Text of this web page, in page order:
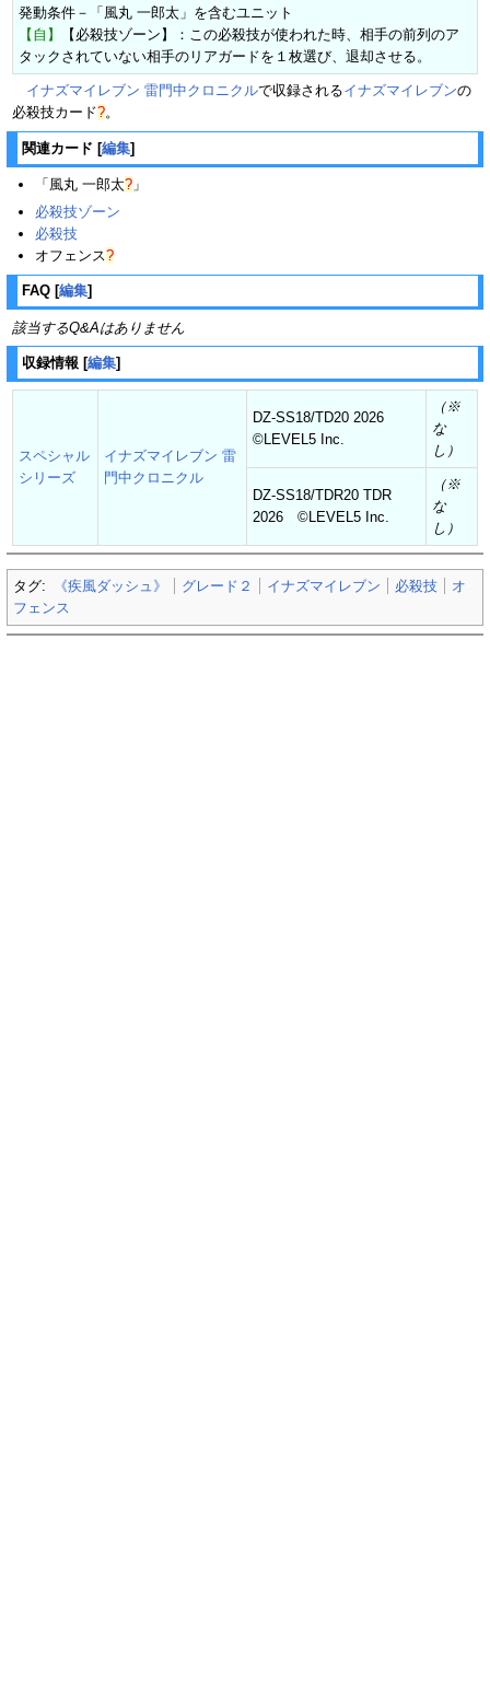
発動条件－「風丸 一郎太」を含むユニット
【自】
【必殺技ゾーン】：この必殺技が使われた時、相手の前列のア
タックされていない相手のリアガードを１枚選び、退却させる。
イナズマイレブン 雷門中クロニクルで収録されるイナズマイレブンの
必殺技カード?。
関連カード [編集]
「 風丸 一郎太? 」
必殺技ゾーン
必殺技
オフェンス?
FAQ [編集]
該当するQ&Aはありません
収録情報 [編集]
スペシャル
シリーズ
イナズマイレブン 雷
門中クロニクル
DZ-SS18/TD20 2026
©︎LEVEL5 Inc.
（※
な
し）
DZ-SS18/TDR20 TDR
2026 ©︎LEVEL5 Inc.
（※
な
し）
タグ: 《疾風ダッシュ》 グレード２ イナズマイレブン 必殺技
オ
フェンス